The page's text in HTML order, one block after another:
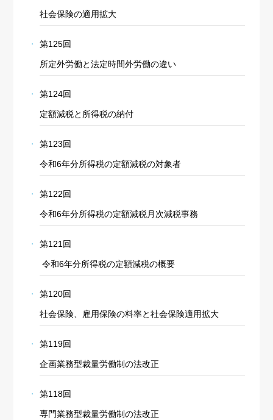
社会保険の適用拡大
第125回
所定外労働と法定時間外労働の違い
第124回
定額減税と所得税の納付
第123回
令和6年分所得税の定額減税の対象者
第122回
令和6年分所得税の定額減税月次減税事務
第121回
令和6年分所得税の定額減税の概要
第120回
社会保険、雇用保険の料率と社会保険適用拡大
第119回
企画業務型裁量労働制の法改正
第118回
専門業務型裁量労働制の法改正